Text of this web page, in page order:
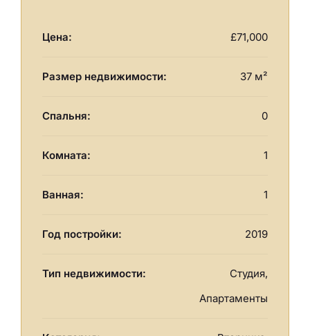
Цена: £71,000
Размер недвижимости: 37 м²
Спальня: 0
Комната: 1
Ванная: 1
Год постройки: 2019
Тип недвижимости:
Студия,
Апартаменты